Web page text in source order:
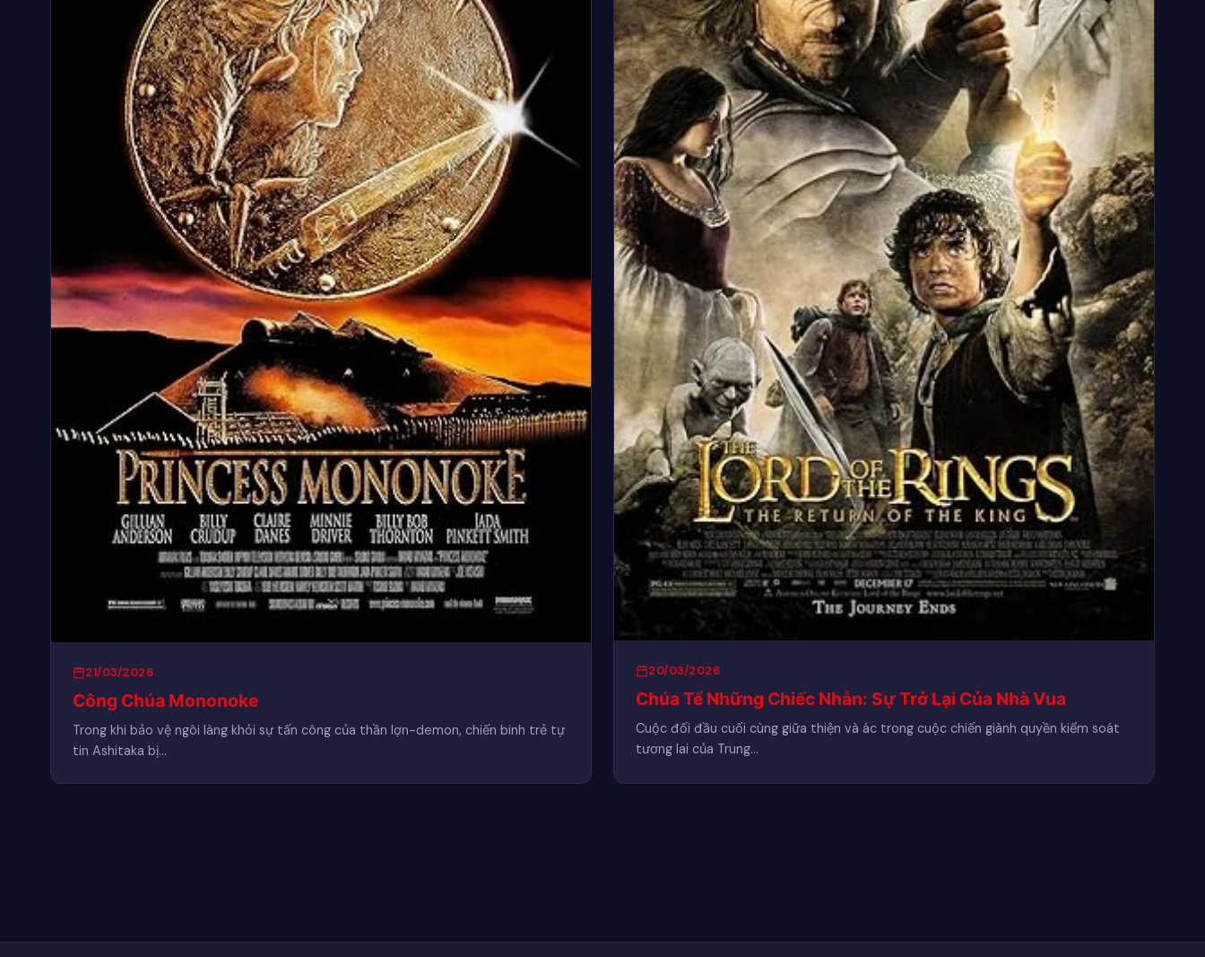
21/03/2026
Công Chúa Mononoke
Trong khi bảo vệ ngôi làng khỏi sự tấn công của thần lợn-demon, chiến binh trẻ tự
tin Ashitaka bị…
20/03/2026
Chúa Tể Những Chiếc Nhẫn: Sự Trở Lại Của Nhà Vua
Cuộc đối đầu cuối cùng giữa thiện và ác trong cuộc chiến giành quyền kiểm soát
tương lai của Trung…